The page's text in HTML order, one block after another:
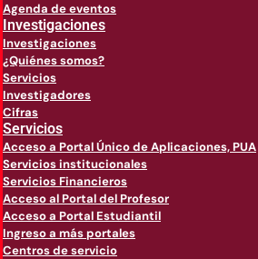
Agenda de eventos
Investigaciones
Investigaciones
¿Quiénes somos?
Servicios
Investigadores
Cifras
Servicios
Acceso a Portal Único de Aplicaciones, PUA
Servicios institucionales
Servicios Financieros
Acceso al Portal del Profesor
Acceso a Portal Estudiantil
Ingreso a más portales
Centros de servicio